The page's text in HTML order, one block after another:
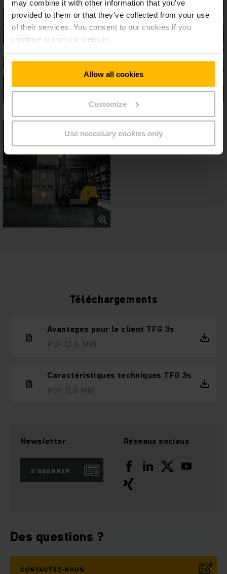
may combine it with other information that you’ve
provided to them or that they’ve collected from your use
of their services. You consent to our cookies if you
continue to use our website.
Allow all cookies
Customize
Use necessary cookies only
Téléchargements
Avantages pour le client TFG 3s
PDF (2,5 MB)
Caractéristiques techniques TFG 3s
PDF (1,5 MB)
Newsletter
S'ABONNER
Réseaux sociaux
Des questions ?
CONTACTEZ-NOUS